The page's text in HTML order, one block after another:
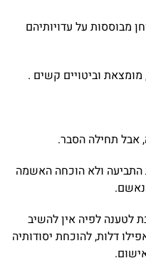
מבוססות על עדויותיהם
וביטויים קשים .
אבל תחילה הסבר.
התביעה ולא הוכחה האשמה
לטענה לפיה אין להשיב
דלות, להוכחת יסודותיה